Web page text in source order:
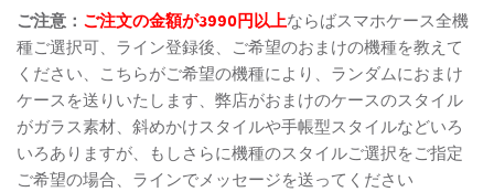
ご注意： ご注文の金額が3990円以上ならばスマホケース全機
種ご選択可、ライン登録後、ご希望のおまけの機種を教えて
ください、こちらがご希望の機種により、ランダムにおまけ
ケースを送りいたします、弊店がおまけのケースのスタイル
がガラス素材、斜めかけスタイルや手帳型スタイルなどいろ
いろありますが、もしさらに機種のスタイルご選択をご指定
ご希望の場合、ラインでメッセージを送ってください